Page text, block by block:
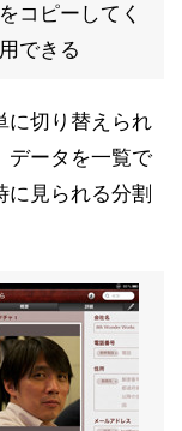
コピーしてく
できる
に切り替えられ
データを一覧で
に見られる分割